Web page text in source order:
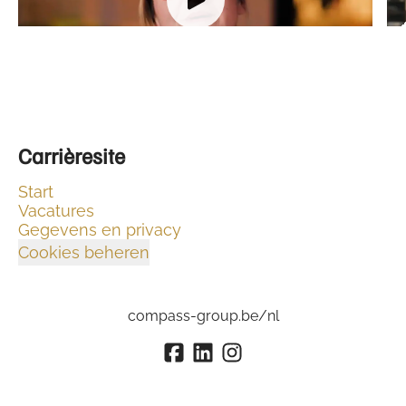
Carrièresite
Start
Vacatures
Gegevens en privacy
Cookies beheren
compass-group.be/nl